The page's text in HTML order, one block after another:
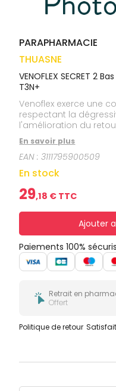
PARAPHARMACIE
THUASNE
VENOFLEX SECRET 2
T3N+
Venoflex exerce une
respectant la
l'amélioration du
à la prescription
la haute qualité des
améliorent à la fois
confort du patient
brillance et
par ses propriétés,
thérapeutique.Taille:
En savoir plus
EAN :3111795900509
En stock
29,18 € TTC
Ajouter
Paiements 100%
Retrait en
Offert
Politique de retour